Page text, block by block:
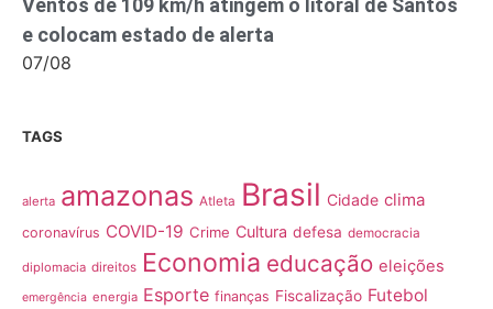
e colocam estado de alerta
07/08
TAGS
alerta amazonas Atleta Brasil Cidade clima
coronavírus COVID-19 Crime Cultura defesa democracia
diplomacia direitos Economia educação eleições
emergência energia Esporte finanças Fiscalização Futebol